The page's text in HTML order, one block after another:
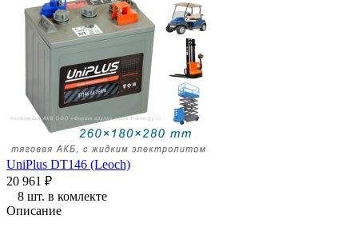
UniPlus DT146 (Leoch)
20 961 ₽
8 шт. в комлекте
Описание